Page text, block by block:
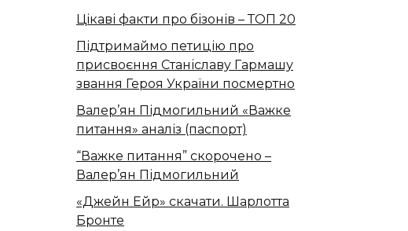
Цікаві факти про бізонів – ТОП 20
Підтримаймо петицію про
присвоєння Станіславу Гармашу
звання Героя України посмертно
Валер’ян Підмогильний «Важке
питання» аналіз (паспорт)
“Важке питання” скорочено –
Валер’ян Підмогильний
«Джейн Ейр» скачати. Шарлотта
Бронте